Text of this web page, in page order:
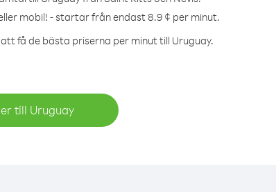
mobil! - startar från endast 8.9 ¢ per minut.
få de bästa priserna per minut till Uruguay.
till Uruguay